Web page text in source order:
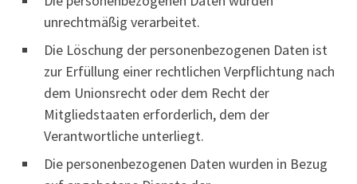
unrechtmäßig verarbeitet.
Die Löschung der personenbezogenen Daten ist
zur Erfüllung einer rechtlichen Verpflichtung nach
dem Unionsrecht oder dem Recht der
Mitgliedstaaten erforderlich, dem der
Verantwortliche unterliegt.
Die personenbezogenen Daten wurden in Bezug